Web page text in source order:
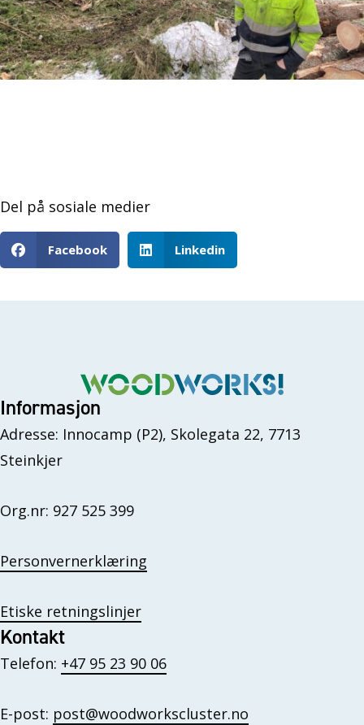
Del på sosiale medier
Facebook Linkedin
Informasjon
Adresse: Innocamp (P2), Skolegata 22, 7713
Steinkjer
Org.nr: 927 525 399
Personvernerklæring
Etiske retningslinjer
Kontakt
Telefon: +47 95 23 90 06
E-post: post@woodworkscluster.no